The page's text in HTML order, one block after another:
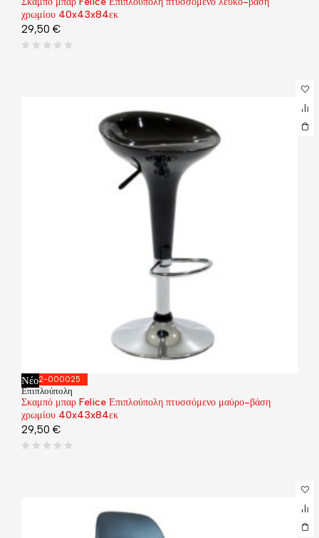
χρωμίου 40x43x84εκ
29,50 €
Νέο292-000025
Επιπλούπολη
Σκαμπό μπαρ Felice Επιπλούπολη πτυσσόμενο μαύρο-βάση
χρωμίου 40x43x84εκ
29,50 €